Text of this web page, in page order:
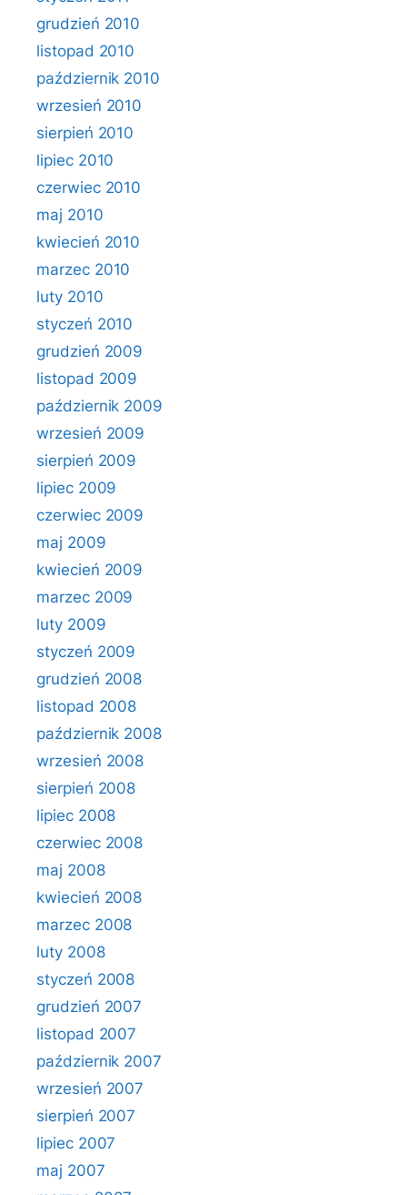
grudzień 2010
listopad 2010
październik 2010
wrzesień 2010
sierpień 2010
lipiec 2010
czerwiec 2010
maj 2010
kwiecień 2010
marzec 2010
luty 2010
styczeń 2010
grudzień 2009
listopad 2009
październik 2009
wrzesień 2009
sierpień 2009
lipiec 2009
czerwiec 2009
maj 2009
kwiecień 2009
marzec 2009
luty 2009
styczeń 2009
grudzień 2008
listopad 2008
październik 2008
wrzesień 2008
sierpień 2008
lipiec 2008
czerwiec 2008
maj 2008
kwiecień 2008
marzec 2008
luty 2008
styczeń 2008
grudzień 2007
listopad 2007
październik 2007
wrzesień 2007
sierpień 2007
lipiec 2007
maj 2007